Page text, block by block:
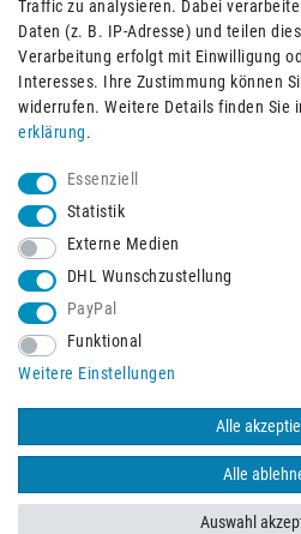
Impressum
© 2026 Burbach+Goetz Deutsche
vorbehalten. Alle Preise verstehen
zuzüglich der
Traffic zu analysieren. Dabei
Daten (z. B. IP-Adresse) und teilen
Verarbeitung erfolgt mit Einwilligung
Interesses. Ihre Zustimmung können
widerrufen. Weitere Details finden Sie
erklärung.
Essenziell
Statistik
Externe Medien
DHL Wunschzustellung
PayPal
Funktional
Weitere Einstellungen
Alle
Alle
Auswahl